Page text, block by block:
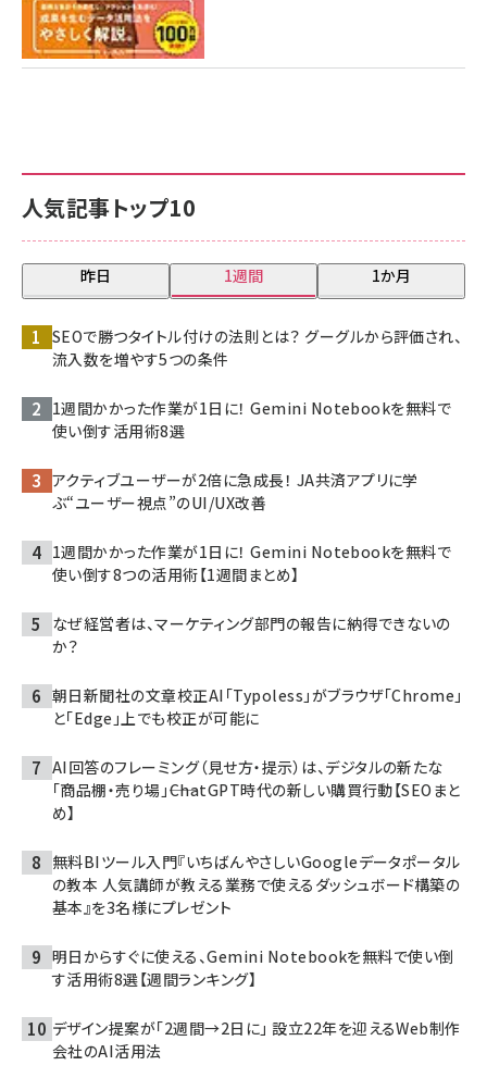
人気記事トップ10
昨日 1週間 1か月
SEOで勝つタイトル付けの法則とは？ グーグルから評価され、
流入数を増やす5つの条件
1週間かかった作業が1日に！ Gemini Notebookを無料で
使い倒す活用術8選
アクティブユーザーが2倍に急成長！ JA共済アプリに学
ぶ“ユーザー視点”のUI/UX改善
1週間かかった作業が1日に！ Gemini Notebookを無料で
使い倒す8つの活用術【1週間まとめ】
なぜ経営者は、マーケティング部門の報告に納得できないの
か？
朝日新聞社の文章校正AI「Typoless」がブラウザ「Chrome」
と「Edge」上でも校正が可能に
AI回答のフレーミング（見せ方・提示）は、デジタルの新たな
「商品棚・売り場」――ChatGPT時代の新しい購買行動【SEOまと
め】
無料BIツール入門『いちばんやさしいGoogleデータポータル
の教本 人気講師が教える業務で使えるダッシュボード構築の
基本』を3名様にプレゼント
明日からすぐに使える、Gemini Notebookを無料で使い倒
す活用術8選【週間ランキング】
デザイン提案が「2週間→2日に」 設立22年を迎えるWeb制作
会社のAI活用法